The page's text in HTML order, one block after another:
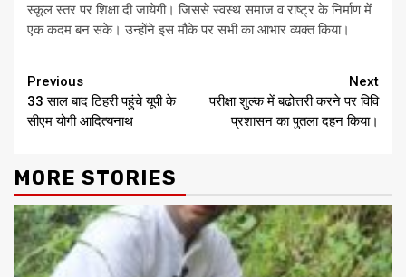
स्कूल स्तर पर शिक्षा दी जायेगी। जिससे स्वस्थ समाज व राष्ट्र के निर्माण में
एक कदम बन सके। उन्होंने इस मौके पर सभी का आभार व्यक्त किया।
Continue
Reading
Previous
33 साल बाद टिहरी पहुंचे यूपी के
सीएम योगी आदित्यनाथ
Next
परीक्षा शुल्क में बढोत्तरी करने पर विवि
प्रशासन का पुतला दहन किया।
MORE STORIES